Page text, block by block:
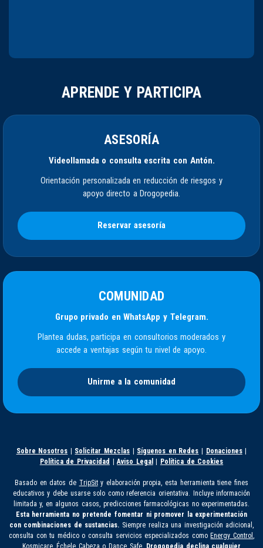
APRENDE Y PARTICIPA
ASESORÍA
Videollamada o consulta escrita con Antón.
Orientación personalizada en reducción de riesgos y
apoyo directo a Drogopedia.
Reservar asesoría
COMUNIDAD
Grupo privado en WhatsApp y Telegram.
Plantea dudas, participa en consultorios moderados y
accede a ventajas según tu nivel de apoyo.
Unirme a la comunidad
Sobre Nosotros | Solicitar Mezclas | Síguenos en Redes | Donaciones|
Política de Privacidad |Aviso Legal | Política de Cookies
Basado en datos de TripSity elaboración propia, esta herramienta tiene fines
educativos y debe usarse solo como referencia orientativa. Incluye información
limitada y, en algunos casos, predicciones farmacológicas no experimentadas.
Esta herramienta no pretende fomentar ni promover la experimentación
con combinaciones de sustancias. Siempre realiza una investigación adicional,
consulta con tu médico o consulta servicios especializados comoEnergy Control,
Kosmicare,Échele Cabeza o Dance Safe. Drogopedia declina cualquier